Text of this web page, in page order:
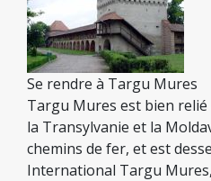
Se rendre à Targu Mures
Targu Mures est bien
la Transylvanie et la
chemins de fer, et est
International Targu